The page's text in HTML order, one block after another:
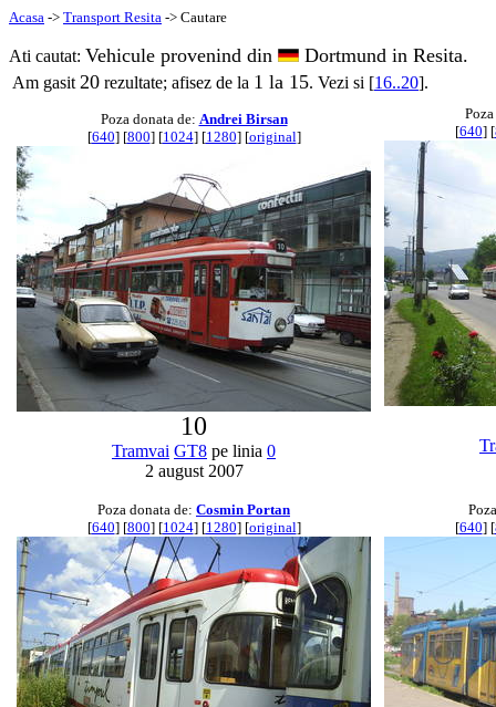
Acasa -> Transport Resita -> Cautare
Ati cautat: Vehicule provenind din Dortmund in Resita.
Am gasit 20 rezultate; afisez de la 1 la 15. Vezi si [16..20].
Poza donata de: Andrei Birsan
[640] [800] [1024] [1280] [original]
10
Tramvai GT8 pe linia 0
2 august 2007
[640] [
Poza donata de: Cosmin Portan
[640] [800] [1024] [1280] [original]
[640] [